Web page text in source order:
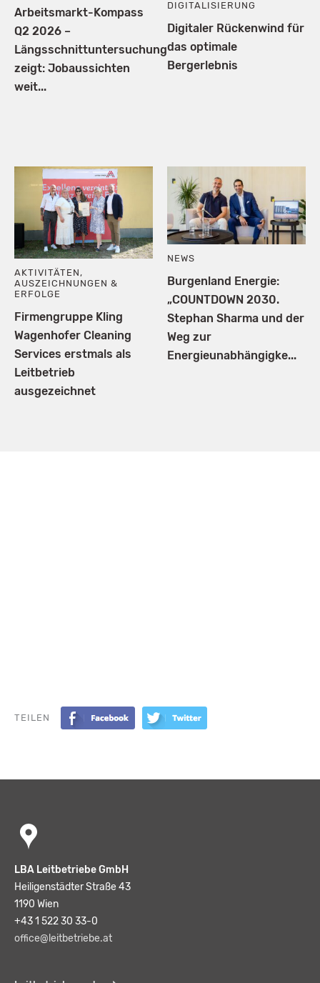
Arbeitsmarkt-Kompass
Q2 2026 –
Längsschnittuntersuchung
zeigt: Jobaussichten
weit...
DIGITALISIERUNG
Digitaler Rückenwind für
das optimale
Bergerlebnis
AKTIVITÄTEN,
AUSZEICHNUNGEN &
ERFOLGE
Firmengruppe Kling
Wagenhofer Cleaning
Services erstmals als
Leitbetrieb
ausgezeichnet
NEWS
Burgenland Energie:
„COUNTDOWN 2030.
Stephan Sharma und der
Weg zur
Energieunabhängigke...
TEILEN
LBA Leitbetriebe GmbH
Heiligenstädter Straße 43
1190 Wien
+43 1 522 30 33-0
office@leitbetriebe.at